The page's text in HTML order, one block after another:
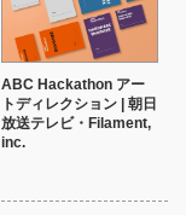
ABC Hackathon アー
トディレクション | 朝日
放送テレビ・Filament,
inc.